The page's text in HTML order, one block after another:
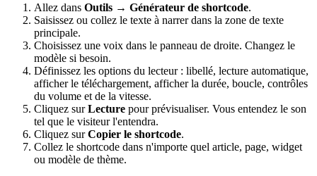
Allez dans Outils → Générateur de shortcode.
Saisissez ou collez le texte à narrer dans la zone de texte
principale.
Choisissez une voix dans le panneau de droite. Changez le
modèle si besoin.
Définissez les options du lecteur : libellé, lecture automatique,
afficher le téléchargement, afficher la durée, boucle, contrôles
du volume et de la vitesse.
Cliquez surLecture pour prévisualiser. Vous entendez le son
tel que le visiteur l'entendra.
Cliquez surCopier le shortcode.
Collez le shortcode dans n'importe quel article, page, widget
ou modèle de thème.